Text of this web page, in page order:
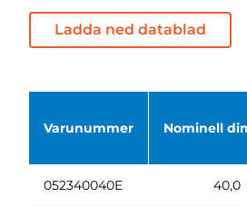
Ladda ned datablad
Varunummer Nominell
052340040E 40,0